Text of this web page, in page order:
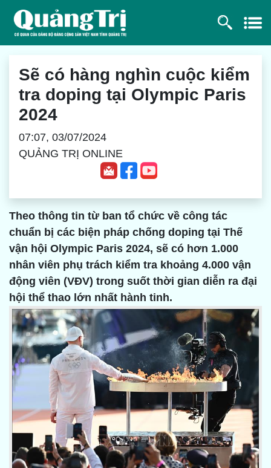
Sẽ có hàng nghìn cuộc kiểm
tra doping tại Olympic Paris
2024
07:07, 03/07/2024
QUẢNG TRỊ ONLINE
Theo thông tin từ ban tổ chức về công tác
chuẩn bị các biện pháp chống doping tại Thế
vận hội Olympic Paris 2024, sẽ có hơn 1.000
nhân viên phụ trách kiểm tra khoảng 4.000 vận
động viên (VĐV) trong suốt thời gian diễn ra đại
hội thể thao lớn nhất hành tinh.